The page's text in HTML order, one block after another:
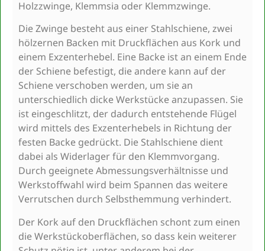
Holzzwinge, Klemmsia oder Klemmzwinge.
Die Zwinge besteht aus einer Stahlschiene, zwei
hölzernen Backen mit Druckflächen aus Kork und
einem Exzenterhebel. Eine Backe ist an einem Ende
der Schiene befestigt, die andere kann auf der
Schiene verschoben werden, um sie an
unterschiedlich dicke Werkstücke anzupassen. Sie
ist eingeschlitzt, der dadurch entstehende Flügel
wird mittels des Exzenterhebels in Richtung der
festen Backe gedrückt. Die Stahlschiene dient
dabei als Widerlager für den Klemmvorgang.
Durch geeignete Abmessungsverhältnisse und
Werkstoffwahl wird beim Spannen das weitere
Verrutschen durch Selbsthemmung verhindert.
Der Kork auf den Druckflächen schont zum einen
die Werkstückoberflächen, so dass kein weiterer